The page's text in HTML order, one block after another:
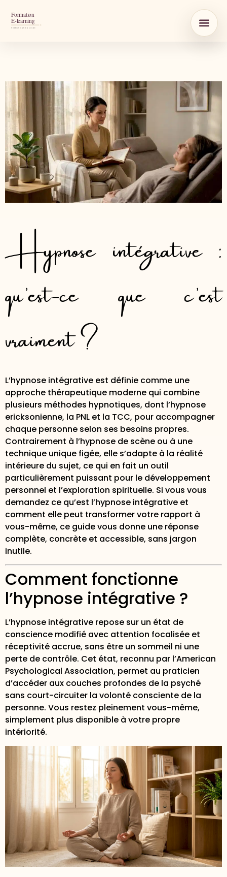
Hypnose intégrative :
qu’est-ce que c’est
vraiment ?
L’hypnose intégrative est définie comme une
approche thérapeutique moderne qui combine
plusieurs méthodes hypnotiques, dont l’hypnose
ericksonienne, la PNL et la TCC, pour accompagner
chaque personne selon ses besoins propres.
Contrairement à l’hypnose de scène ou à une
technique unique figée, elle s’adapte à la réalité
intérieure du sujet, ce qui en fait un outil
particulièrement puissant pour le développement
personnel et l’exploration spirituelle. Si vous vous
demandez ce qu’est l’hypnose intégrative et
comment elle peut transformer votre rapport à
vous-même, ce guide vous donne une réponse
complète, concrète et accessible, sans jargon
inutile.
Comment fonctionne
l’hypnose intégrative ?
L’hypnose intégrative repose sur un état de
conscience modifié avec attention focalisée et
réceptivité accrue, sans être un sommeil ni une
perte de contrôle. Cet état, reconnu par l’American
Psychological Association, permet au praticien
d’accéder aux couches profondes de la psyché
sans court-circuiter la volonté consciente de la
personne. Vous restez pleinement vous-même,
simplement plus disponible à votre propre
intériorité.